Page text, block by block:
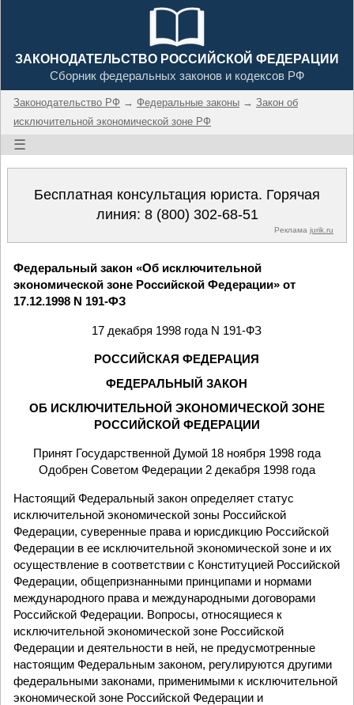
ЗАКОНОДАТЕЛЬСТВО РОССИЙСКОЙ ФЕДЕРАЦИИ
Сборник федеральных законов и кодексов РФ
Законодательство РФ → Федеральные законы → Закон об
исключительной экономической зоне РФ
☰
Бесплатная консультация юриста. Горячая
линия: 8 (800) 302-68-51
Реклама jurik.ru
Федеральный закон «Об исключительной
экономической зоне Российской Федерации» от
17.12.1998 N 191-ФЗ
17 декабря 1998 года N 191-ФЗ
РОССИЙСКАЯ ФЕДЕРАЦИЯ
ФЕДЕРАЛЬНЫЙ ЗАКОН
ОБ ИСКЛЮЧИТЕЛЬНОЙ ЭКОНОМИЧЕСКОЙ ЗОНЕ
РОССИЙСКОЙ ФЕДЕРАЦИИ
Принят Государственной Думой 18 ноября 1998 года
Одобрен Советом Федерации 2 декабря 1998 года
Настоящий Федеральный закон определяет статус
исключительной экономической зоны Российской
Федерации, суверенные права и юрисдикцию Российской
Федерации в ее исключительной экономической зоне и их
осуществление в соответствии с Конституцией Российской
Федерации, общепризнанными принципами и нормами
международного права и международными договорами
Российской Федерации. Вопросы, относящиеся к
исключительной экономической зоне Российской
Федерации и деятельности в ней, не предусмотренные
настоящим Федеральным законом, регулируются другими
федеральными законами, применимыми к исключительной
экономической зоне Российской Федерации и